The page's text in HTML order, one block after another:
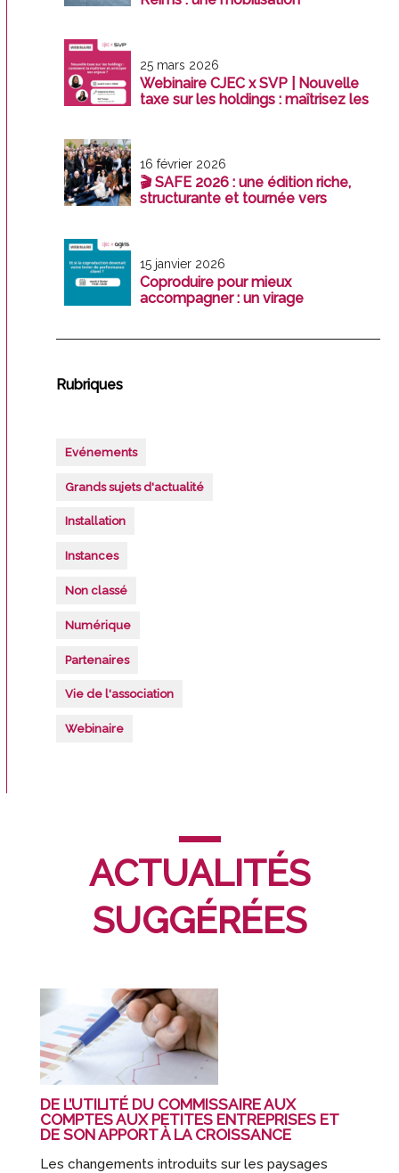
25 mars 2026
Webinaire CJEC x SVP | Nouvelle
taxe sur les holdings : maîtrisez les
16 février 2026
🎬 SAFE 2026 : une édition riche,
structurante et tournée vers
15 janvier 2026
Coproduire pour mieux
accompagner : un virage
Rubriques
Evénements
Grands sujets d'actualité
Installation
Instances
Non classé
Numérique
Partenaires
Vie de l'association
Webinaire
ACTUALITÉS
SUGGÉRÉES
DE L’UTILITÉ DU COMMISSAIRE AUX
COMPTES AUX PETITES ENTREPRISES ET
DE SON APPORT À LA CROISSANCE
Les changements introduits sur les paysages